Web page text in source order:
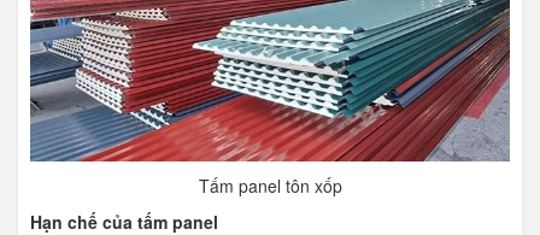
Tấm panel tôn xốp
Hạn chế của tấm panel